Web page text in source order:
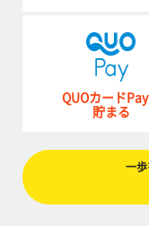
QUOカード
貯まる
一歩